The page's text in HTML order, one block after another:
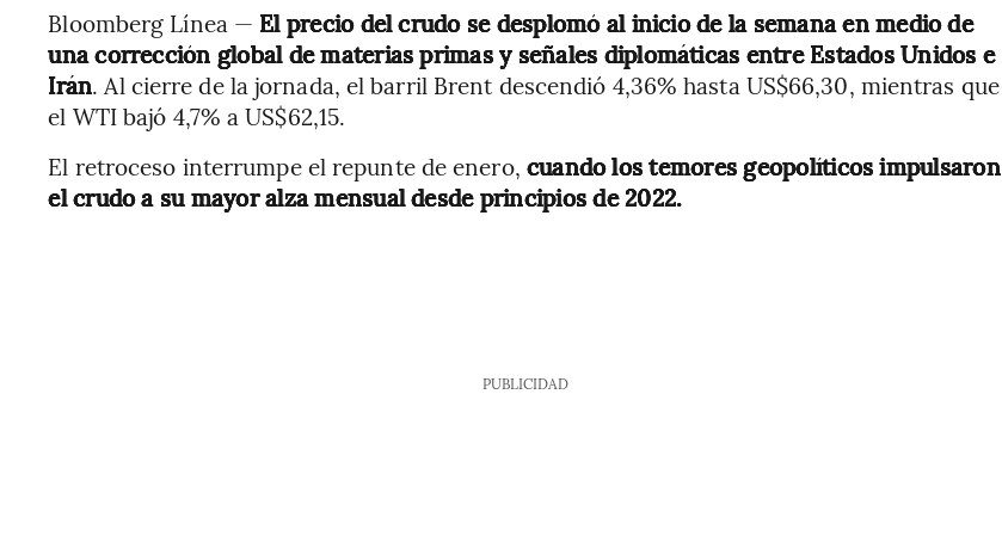
Bloomberg Línea — El precio del crudo se desplomó al inicio de la semana en medio de
una corrección global de materias primas y señales diplomáticas entre Estados Unidos e
Irán. Al cierre de la jornada, el barril Brent descendió 4,36% hasta US$66,30, mientras que
el WTI bajó 4,7% a US$62,15.
El retroceso interrumpe el repunte de enero, cuando los temores geopolíticos impulsaron
el crudo a su mayor alza mensual desde principios de 2022.
PUBLICIDAD